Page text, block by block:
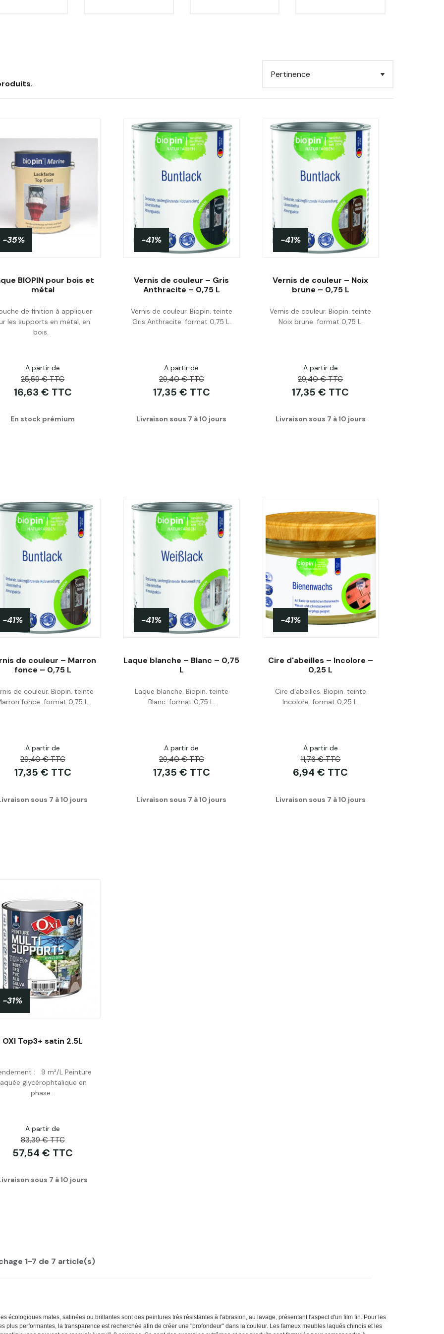
Personnaliser
-35%
BIOPIN pour bois et
métal
de finition à appliquer
les supports en métal, en
bois.
A partir de
25,59 € TTC
16,63 € TTC
En stock prémium
Acheter
-41%
Vernis de couleur – Gris
Anthracite – 0,75 L
Vernis de couleur. Biopin. teinte
Gris Anthracite. format 0,75 L.
A partir de
29,40 € TTC
17,35 € TTC
Livraison sous 7 à 10 jours
Acheter
-41%
Vernis de couleur – Noix
brune – 0,75 L
Vernis de couleur. Biopin. teinte
Noix brune. format 0,75 L.
A partir de
29,40 € TTC
17,35 € TTC
Livraison sous 7 à 10 jours
Acheter
-41%
de couleur – Marron
fonce – 0,75 L
de couleur. Biopin. teinte
fonce. format 0,75 L.
A partir de
29,40 € TTC
17,35 € TTC
sous 7 à 10 jours
Acheter
-41%
Laque blanche – Blanc – 0,75
L
Laque blanche. Biopin. teinte
Blanc. format 0,75 L.
A partir de
29,40 € TTC
17,35 € TTC
Livraison sous 7 à 10 jours
Acheter
-41%
Cire d'abeilles – Incolore –
0,25 L
Cire d'abeilles. Biopin. teinte
Incolore. format 0,25 L.
A partir de
11,76 € TTC
6,94 € TTC
Livraison sous 7 à 10 jours
Personnaliser
-31%
OXI Top3+ satin 2.5L
: 9 m²/L Peinture
glycérophtalique en
phase...
A partir de
83,39 € TTC
57,54 € TTC
sous 7 à 10 jours
1-7 de 7 article(s)
écologiques mates, satinées ou brillantes sont des peintures très résistantes à l'abrasion, au lavage, présentant l'aspect d'un film fin. Pour les
plus performantes, la transparence est recherchée afin de créer une "profondeur" dans la couleur. Les fameux meubles laqués chinois et les